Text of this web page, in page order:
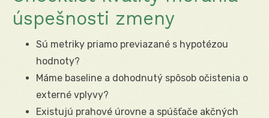
úspešnosti zmeny
Sú metriky priamo previazané s hypotézou
hodnoty?
Máme baseline a dohodnutý spôsob očistenia o
externé vplyvy?
Existujú prahové úrovne a spúšťače akčných